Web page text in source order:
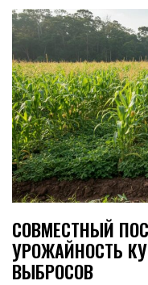
СОВМЕСТНЫЙ
УРОЖАЙНОСТЬ
ВЫБРОСОВ